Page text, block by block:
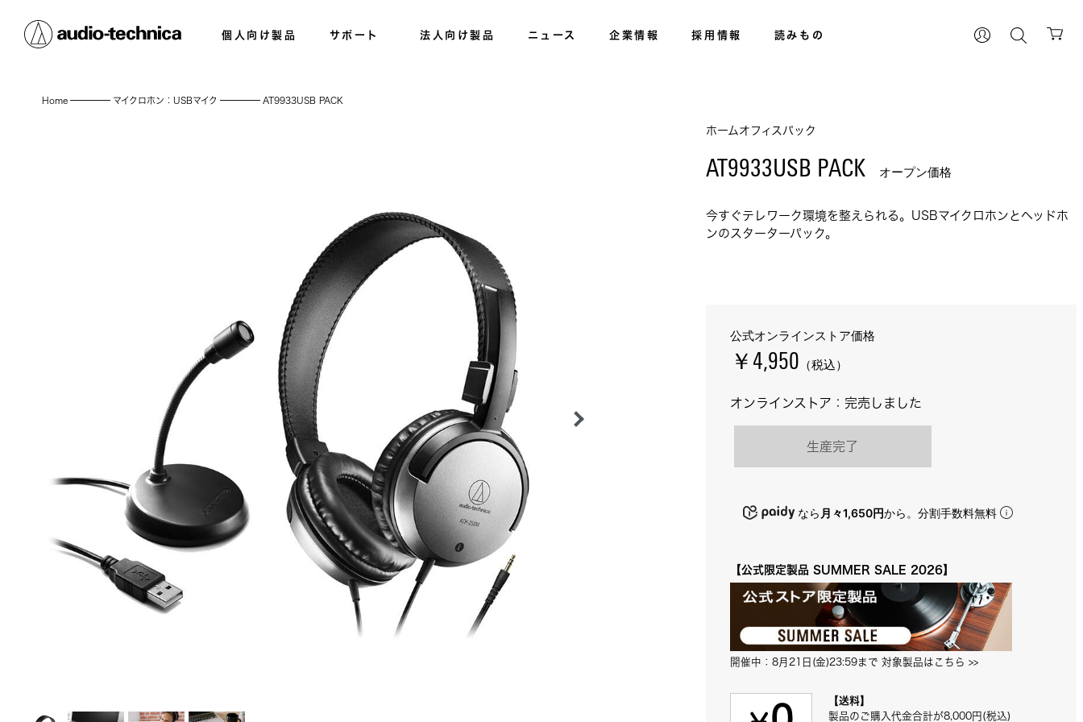
個人向け製品 サポート 法人向け製品 ニュース 企業情報 採用情報 読みもの
Home マイクロホン：USBマイク AT9933USB PACK
ホームオフィスパック
AT9933USB PACK オープン価格
今すぐテレワーク環境を整えられる。USBマイクロホンとヘッドホ
ンのスターターパック。
公式オンラインストア価格
￥4,950 （税込）
オンラインストア：完売しました
生産完了
なら 月々1,650円から。分割手数料無料
【公式限定製品 SUMMER SALE 2026】
開催中：8月21日(金)23:59まで 対象製品はこちら >>
【送料】
製品のご購入代金合計が8,000円(税込)